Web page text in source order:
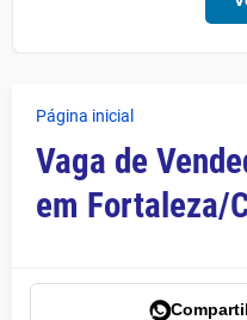
Página inicial
Vaga de
em Fortaleza/